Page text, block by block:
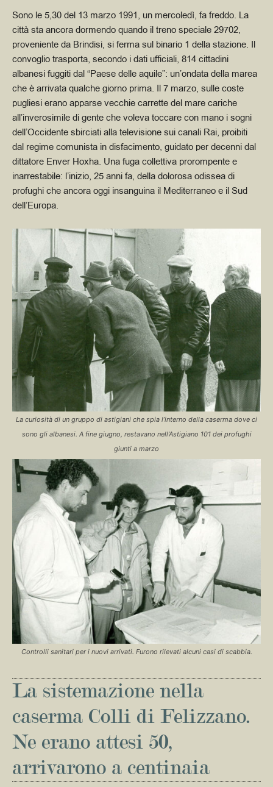
Sono le 5,30 del 13 marzo 1991, un mercoledì, fa freddo. La
città sta ancora dormendo quando il treno speciale 29702,
proveniente da Brindisi, si ferma sul binario 1 della stazione. Il
convoglio trasporta, secondo i dati ufficiali, 814 cittadini
albanesi fuggiti dal “Paese delle aquile”: un’ondata della marea
che è arrivata qualche giorno prima. Il 7 marzo, sulle coste
pugliesi erano apparse vecchie carrette del mare cariche
all’inverosimile di gente che voleva toccare con mano i sogni
dell’Occidente sbirciati alla televisione sui canali Rai, proibiti
dal regime comunista in disfacimento, guidato per decenni dal
dittatore Enver Hoxha. Una fuga collettiva prorompente e
inarrestabile: l’inizio, 25 anni fa, della dolorosa odissea di
profughi che ancora oggi insanguina il Mediterraneo e il Sud
dell’Europa.
La curiosità di un gruppo di astigiani che spia l’interno della caserma dove ci
sono gli albanesi. A fine giugno, restavano nell’Astigiano 101 dei profughi
giunti a marzo
Controlli sanitari per i nuovi arrivati. Furono rilevati alcuni casi di scabbia.
La sistemazione nella
caserma Colli di Felizzano.
Ne erano attesi 50,
arrivarono a centinaia